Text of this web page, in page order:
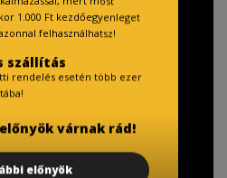
1.000 Ft kezdőegyenleget
felhasználhatsz!
szállítás
rendelés esetén több ezer
várnak rád!
előnyök